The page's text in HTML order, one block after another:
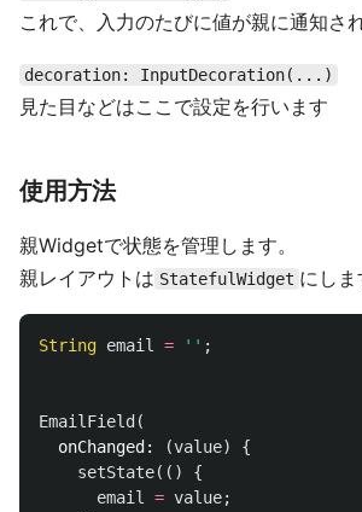
これで、入力のたびに値が親に通知され
decoration: InputDecoration(...)
見た目などはここで設定を行います
使用方法
親Widgetで状態を管理します。
親レイアウトは StatefulWidget にしま
String email = '' ;
EmailField (
onChanged:
(value)
{
setState(()
{
email
= value;